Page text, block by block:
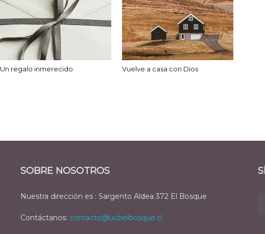
Un regalo inmerecido Vuelve a casa con Dios
SOBRE NOSOTROS
Nuestra dirección es : Sargento Aldea 372 El Bosque
Contáctanos: contacto@ucbelbosque.cl